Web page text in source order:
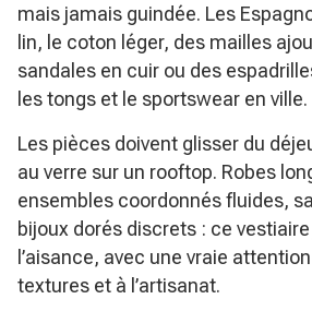
mais jamais guindée. Les
lin, le coton léger, des mailles
sandales en cuir ou des
les tongs et le sportswear en ville.
Les pièces doivent glisser du
au verre sur un rooftop. Robes
ensembles coordonnés fluides,
bijoux dorés discrets : ce
l’aisance, avec une vraie
textures et à l’artisanat.